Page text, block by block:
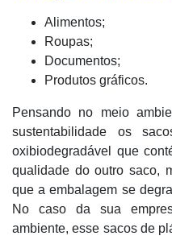
Alimentos;
Roupas;
Documentos;
Produtos gráficos.
Pensando no meio
sustentabilidade os
oxibiodegradável que
qualidade do outro saco,
que a embalagem se
No caso da sua
ambiente, esse sacos de